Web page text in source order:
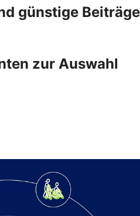
günstige Beiträge
zur Auswahl